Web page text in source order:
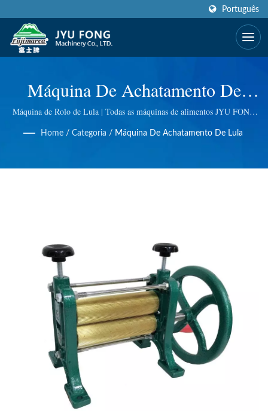
Português
Máquina De Achatamento De
Lulas | Mais De 50 Anos De
Fabricante De Máquinas De
Máquina de Rolo de Lula | Todas as máquinas de alimentos JYU FONG
Triturador de gelo elétrico e manual, Moedor de carne elétrico,
qualidade em cada etapa, para que você tenha a melhor qualidade.
Home / Categoria / Máquina De Achatamento De Lula